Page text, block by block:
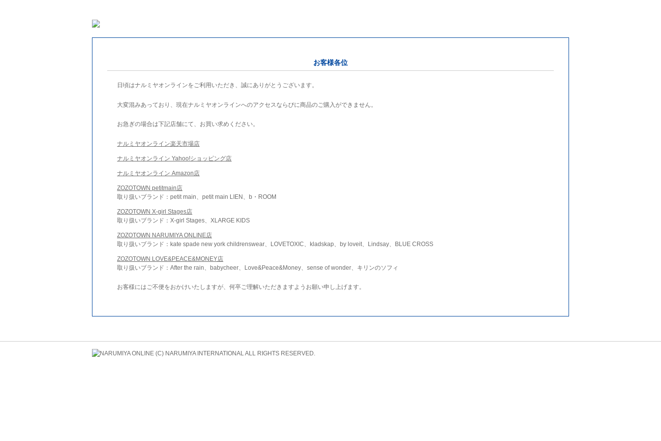
お客様各位
日頃はナルミヤオンラインをご利用いただき、誠にありがとうございます。
大変混みあっており、現在ナルミヤオンラインへのアクセスならびに商品のご購入ができません。
お急ぎの場合は下記店舗にて、お買い求めください。
ナルミヤオンライン楽天市場店
ナルミヤオンライン Yahoo!ショッピング店
ナルミヤオンライン Amazon店
ZOZOTOWN petitmain店
取り扱いブランド：petit main、petit main LIEN、b・ROOM
ZOZOTOWN X-girl Stages店
取り扱いブランド：X-girl Stages、XLARGE KIDS
ZOZOTOWN NARUMIYA ONLINE店
取り扱いブランド：kate spade new york childrenswear、LOVETOXIC、kladskap、by loveit、Lindsay、BLUE CROSS
ZOZOTOWN LOVE&PEACE&MONEY店
取り扱いブランド：After the rain、babycheer、Love&Peace&Money、sense of wonder、キリンのソフィ
お客様にはご不便をおかけいたしますが、何卒ご理解いただきますようお願い申し上げます。